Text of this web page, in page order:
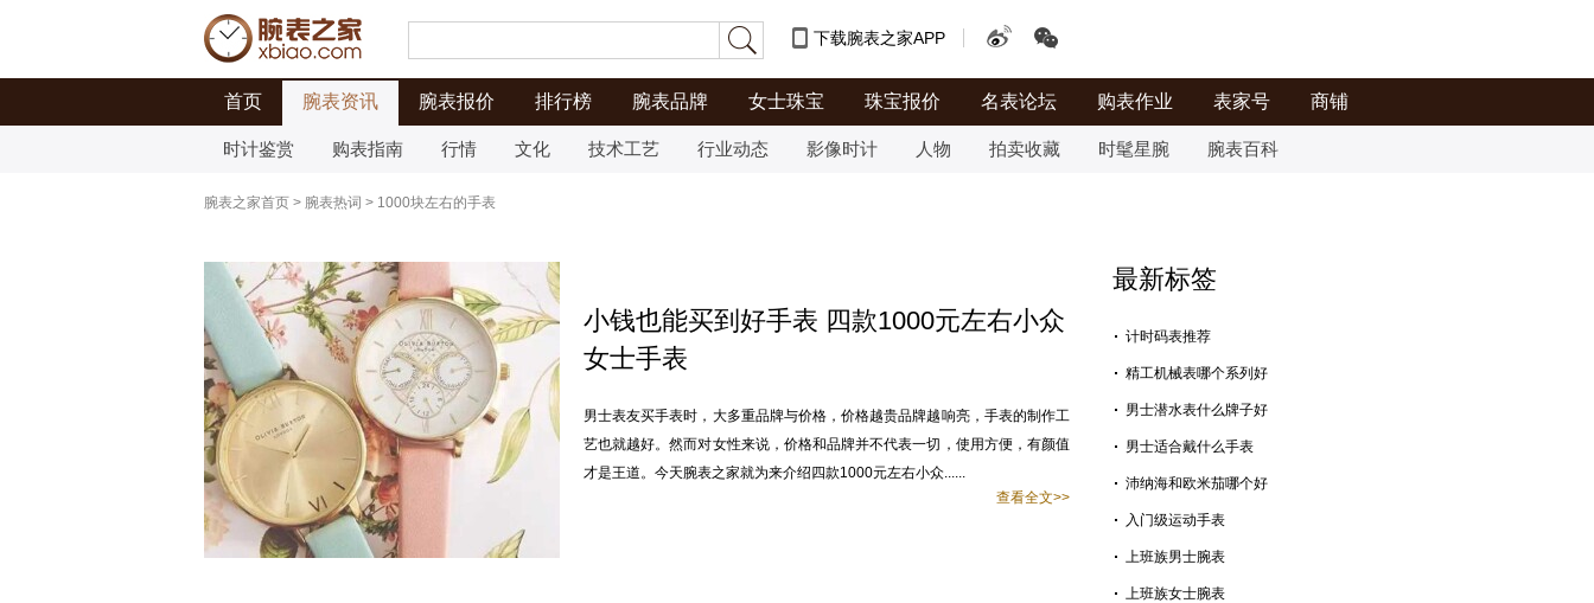
下载腕表之家APP
首页 腕表资讯 腕表报价 排行榜 腕表品牌 女士珠宝 珠宝报价 名表论坛 购表作业 表家号 商铺
时计鉴赏 购表指南 行情 文化 技术工艺 行业动态 影像时计 人物 拍卖收藏 时髦星腕 腕表百科
腕表之家首页 > 腕表热词 > 1000块左右的手表
小钱也能买到好手表 四款1000元左右小众
女士手表
男士表友买手表时，大多重品牌与价格，价格越贵品牌越响亮，手表的制作工
艺也就越好。然而对女性来说，价格和品牌并不代表一切，使用方便，有颜值
才是王道。今天腕表之家就为来介绍四款1000元左右小众......
查看全文>>
最新标签
计时码表推荐
精工机械表哪个系列好
男士潜水表什么牌子好
男士适合戴什么手表
沛纳海和欧米茄哪个好
入门级运动手表
上班族男士腕表
上班族女士腕表